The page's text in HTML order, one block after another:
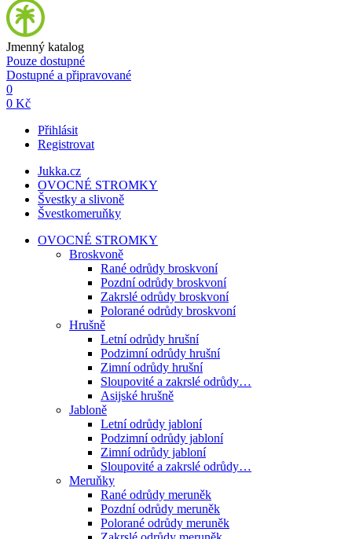
Jmenný katalog
Pouze dostupné
Dostupné a připravované
0
0 Kč
Přihlásit
Registrovat
Jukka.cz
OVOCNÉ STROMKY
Švestky a slivoně
Švestkomeruňky
OVOCNÉ STROMKY
Broskvoně
Rané odrůdy broskvoní
Pozdní odrůdy broskvoní
Zakrslé odrůdy broskvoní
Polorané odrůdy broskvoní
Hrušně
Letní odrůdy hrušní
Podzimní odrůdy hrušní
Zimní odrůdy hrušní
Sloupovité a zakrslé odrůdy…
Asijské hrušně
Jabloně
Letní odrůdy jabloní
Podzimní odrůdy jabloní
Zimní odrůdy jabloní
Sloupovité a zakrslé odrůdy…
Meruňky
Rané odrůdy meruněk
Pozdní odrůdy meruněk
Polorané odrůdy meruněk